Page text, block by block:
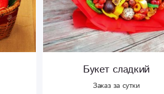
Букет сладкий
Заказ за сутки